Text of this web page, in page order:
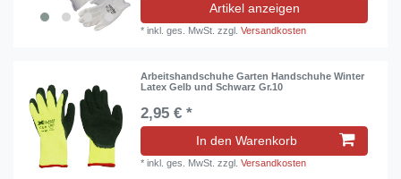
Artikel anzeigen
*inkl. ges. MwSt. zzgl.Versandkosten
Arbeitshandschuhe Garten Handschuhe Winter
Latex Gelb und Schwarz Gr.10
2,95 € *
In den Warenkorb
*inkl. ges. MwSt. zzgl.Versandkosten